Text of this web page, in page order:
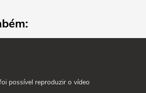
possível reproduzir o vídeo